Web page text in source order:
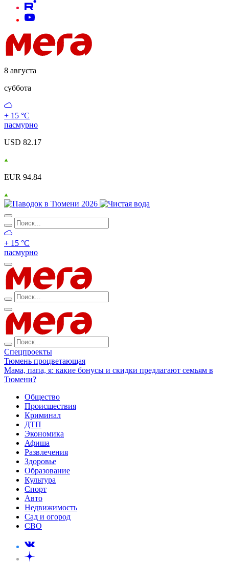
8 августа
суббота
+ 15 °С
пасмурно
USD 82.17
EUR 94.84
+ 15 °С
пасмурно
Спецпроекты
Тюмень процветающая
Мама, папа, я: какие бонусы и скидки предлагают семьям в
Тюмени?
Общество
Происшествия
Криминал
ДТП
Экономика
Афиша
Развлечения
Здоровье
Образование
Культура
Спорт
Авто
Недвижимость
Сад и огород
СВО